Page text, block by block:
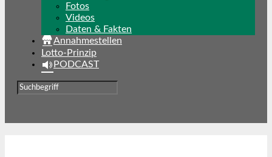
Fotos
Videos
Daten & Fakten
Annahmestellen
Lotto-Prinzip
PODCAST